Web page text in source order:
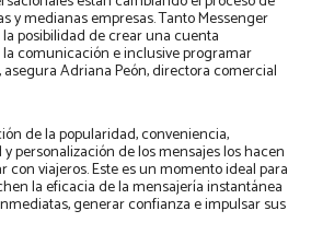
y medianas empresas. Tanto Messenger
posibilidad de crear una cuenta
comunicación e inclusive programar
Adriana Peón, directora comercial
de la popularidad, conveniencia,
personalización de los mensajes los hacen
viajeros. Este es un momento ideal para
la eficacia de la mensajería instantánea
generar confianza e impulsar sus